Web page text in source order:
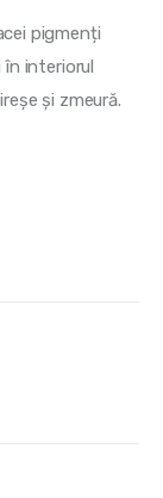
pigmenți
în interiorul
și zmeură.